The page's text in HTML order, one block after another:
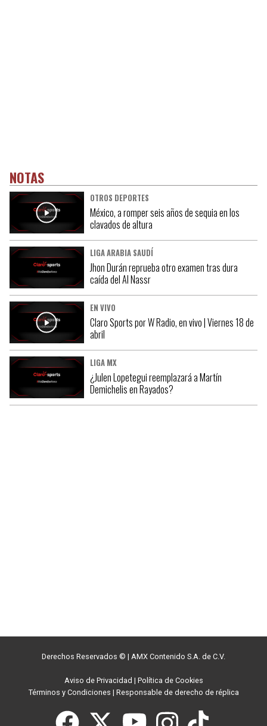
NOTAS
OTROS DEPORTES
México, a romper seis años de sequia en los
clavados de altura
LIGA ARABIA SAUDÍ
Jhon Durán reprueba otro examen tras dura
caída del Al Nassr
EN VIVO
Claro Sports por W Radio, en vivo | Viernes 18 de
abril
LIGA MX
¿Julen Lopetegui reemplazará a Martín
Demichelis en Rayados?
Derechos Reservados © | AMX Contenido S.A. de C.V.
Aviso de Privacidad | Política de Cookies
Términos y Condiciones | Responsable de derecho de réplica